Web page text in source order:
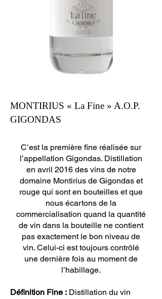
MONTIRIUS « La Fine » A.O.P.
GIGONDAS
C’est la première fine réalisée sur
l’appellation Gigondas. Distillation
en avril 2016 des vins de notre
domaine Montirius de Gigondas et
rouge qui sont en bouteilles et que
nous écartons de la
commercialisation quand la quantité
de vin dans la bouteille ne contient
pas exactement le bon niveau de
vin. Celui-ci est toujours contrôlé
une dernière fois au moment de
l’habillage.
Définition Fine : Distillation du vin